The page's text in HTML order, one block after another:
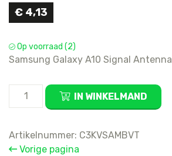
€ 4,13
Op voorraad (2)
Samsung Galaxy A10 Signal Antenna
Samsung
Galaxy
Signal
Antenna
IN WINKELMAND
Artikelnummer: C3KVSAMBVT
Vorige pagina